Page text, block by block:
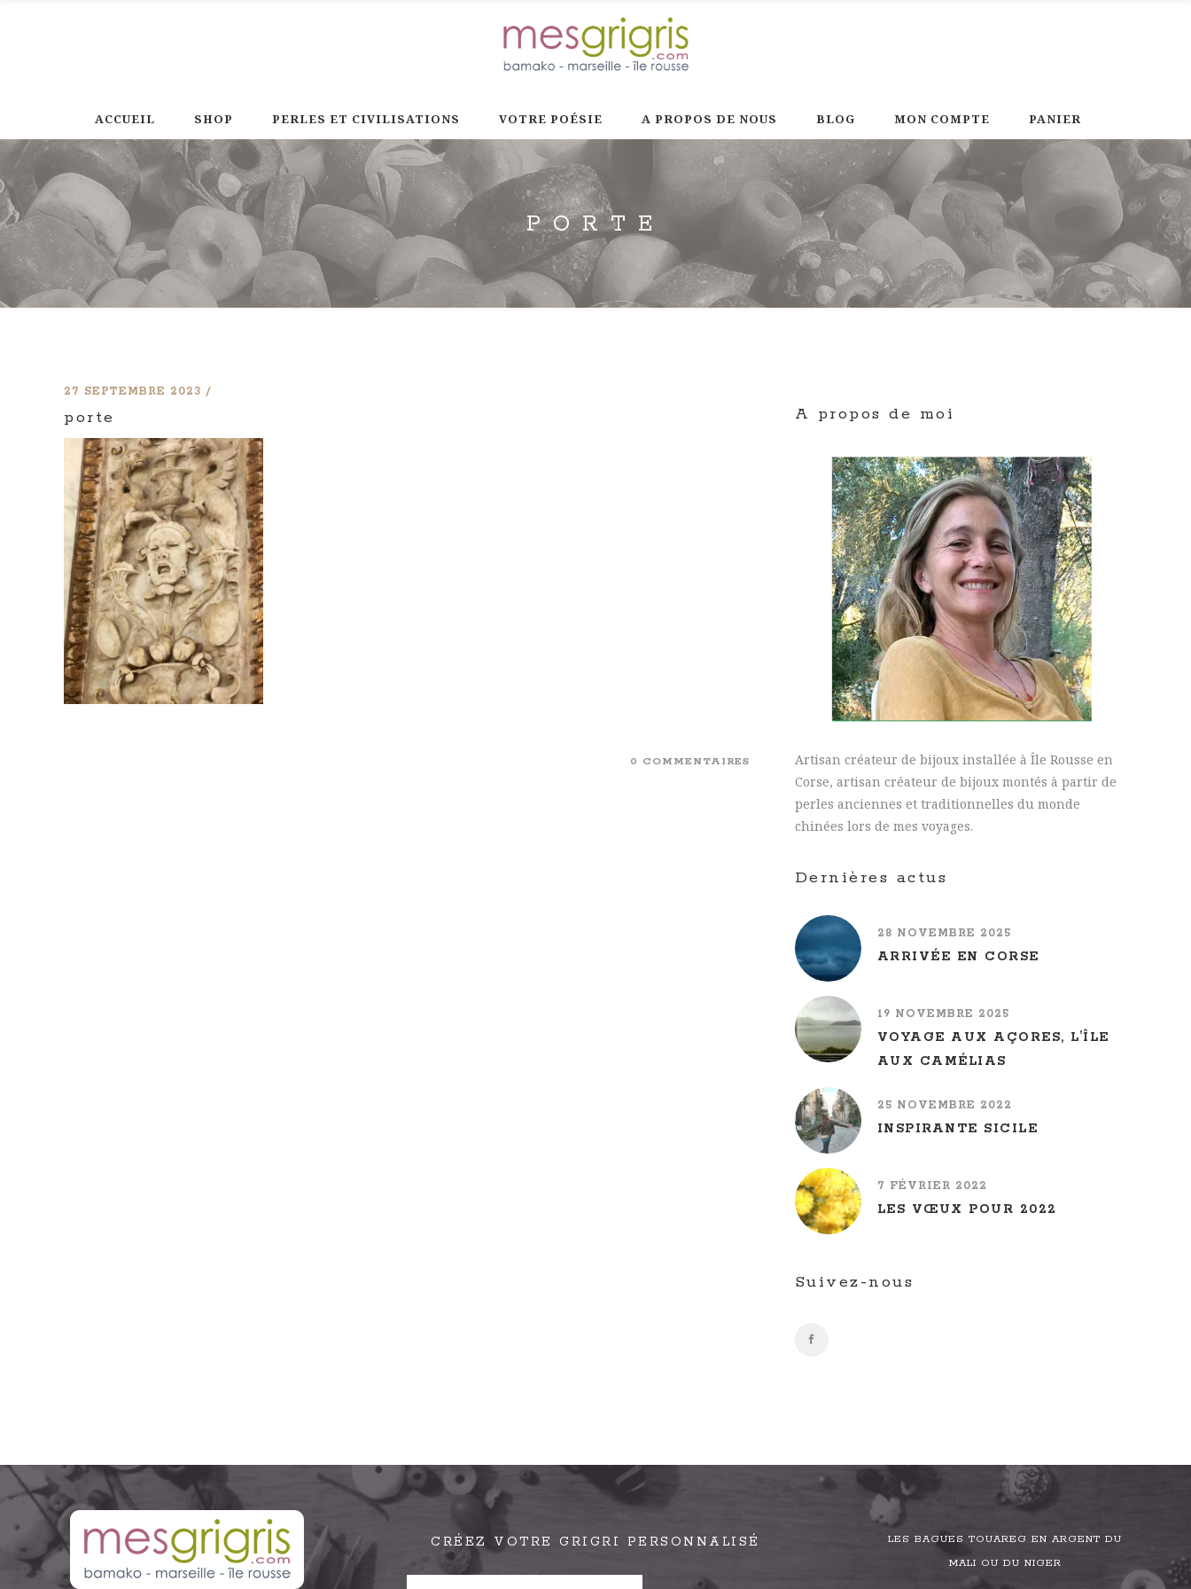
ACCUEIL SHOP PERLES ET CIVILISATIONS VOTRE POÉSIE A PROPOS DE NOUS BLOG MON COMPTE PANIER
PORTE
27 SEPTEMBRE 2023
porte
0 COMMENTAIRES
A propos de moi
Artisan créateur de bijoux installée à Île Rousse en
Corse, artisan créateur de bijoux montés à partir de
perles anciennes et traditionnelles du monde
chinées lors de mes voyages.
Dernières actus
28 NOVEMBRE 2025
ARRIVÉE EN CORSE
19 NOVEMBRE 2025
VOYAGE AUX AÇORES, L’ÎLE
AUX CAMÉLIAS
25 NOVEMBRE 2022
INSPIRANTE SICILE
7 FÉVRIER 2022
LES VŒUX POUR 2022
Suivez-nous
CRÉEZ VOTRE GRIGRI PERSONNALISÉ
LES BAGUES TOUAREG EN ARGENT DU
MALI OU DU NIGER